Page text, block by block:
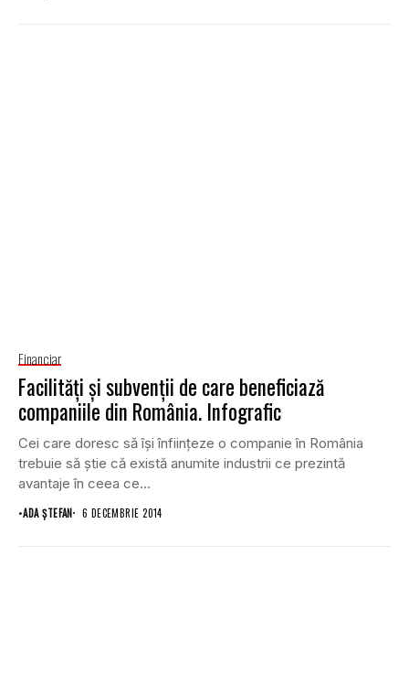
Financiar
Facilităţi şi subvenţii de care beneficiază
companiile din România. Infografic
Cei care doresc să îşi înfiinţeze o companie în România
trebuie să ştie că există anumite industrii ce prezintă
avantaje în ceea ce...
•ADA ȘTEFAN 6 DECEMBRIE 2014